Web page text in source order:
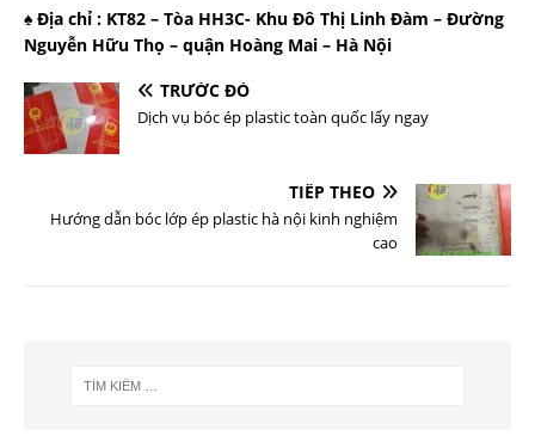
♠ Địa chỉ : KT82 – Tòa HH3C- Khu Đô Thị Linh Đàm – Đường
Nguyễn Hữu Thọ – quận Hoàng Mai – Hà Nội
TRƯỚC ĐÓ
Dịch vụ bóc ép plastic toàn quốc lấy ngay
TIẾP THEO
Hướng dẫn bóc lớp ép plastic hà nội kinh nghiệm
cao